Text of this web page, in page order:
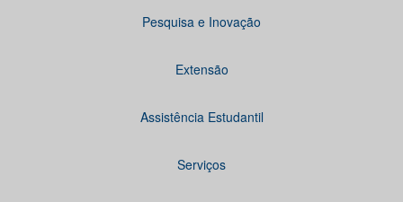
Pesquisa e Inovação
Extensão
Assistência Estudantil
Serviços